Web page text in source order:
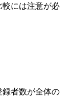
には注意が必
録者数が全体の